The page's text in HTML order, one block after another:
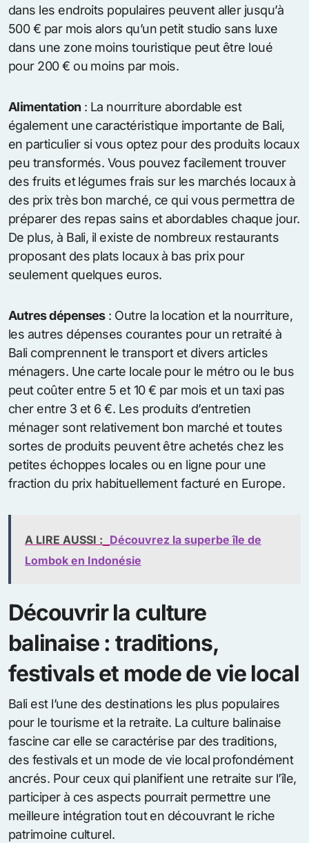
dans les endroits populaires peuvent aller jusqu’à
500 € par mois alors qu’un petit studio sans luxe
dans une zone moins touristique peut être loué
pour 200 € ou moins par mois.
Alimentation : La nourriture abordable est
également une caractéristique importante de Bali,
en particulier si vous optez pour des produits locaux
peu transformés. Vous pouvez facilement trouver
des fruits et légumes frais sur les marchés locaux à
des prix très bon marché, ce qui vous permettra de
préparer des repas sains et abordables chaque jour.
De plus, à Bali, il existe de nombreux restaurants
proposant des plats locaux à bas prix pour
seulement quelques euros.
Autres dépenses: Outre la location et la nourriture,
les autres dépenses courantes pour un retraité à
Bali comprennent le transport et divers articles
ménagers. Une carte locale pour le métro ou le bus
peut coûter entre 5 et 10 € par mois et un taxi pas
cher entre 3 et 6 €. Les produits d’entretien
ménager sont relativement bon marché et toutes
sortes de produits peuvent être achetés chez les
petites échoppes locales ou en ligne pour une
fraction du prix habituellement facturé en Europe.
A LIRE AUSSI : Découvrez la superbe île de
Lombok en Indonésie
Découvrir la culture
balinaise : traditions,
festivals et mode de vie local
Bali est l’une des destinations les plus populaires
pour le tourisme et la retraite. La culture balinaise
fascine car elle se caractérise par des traditions,
des festivals et un mode de vie local profondément
ancrés. Pour ceux qui planifient une retraite sur l’île,
participer à ces aspects pourrait permettre une
meilleure intégration tout en découvrant le riche
patrimoine culturel.